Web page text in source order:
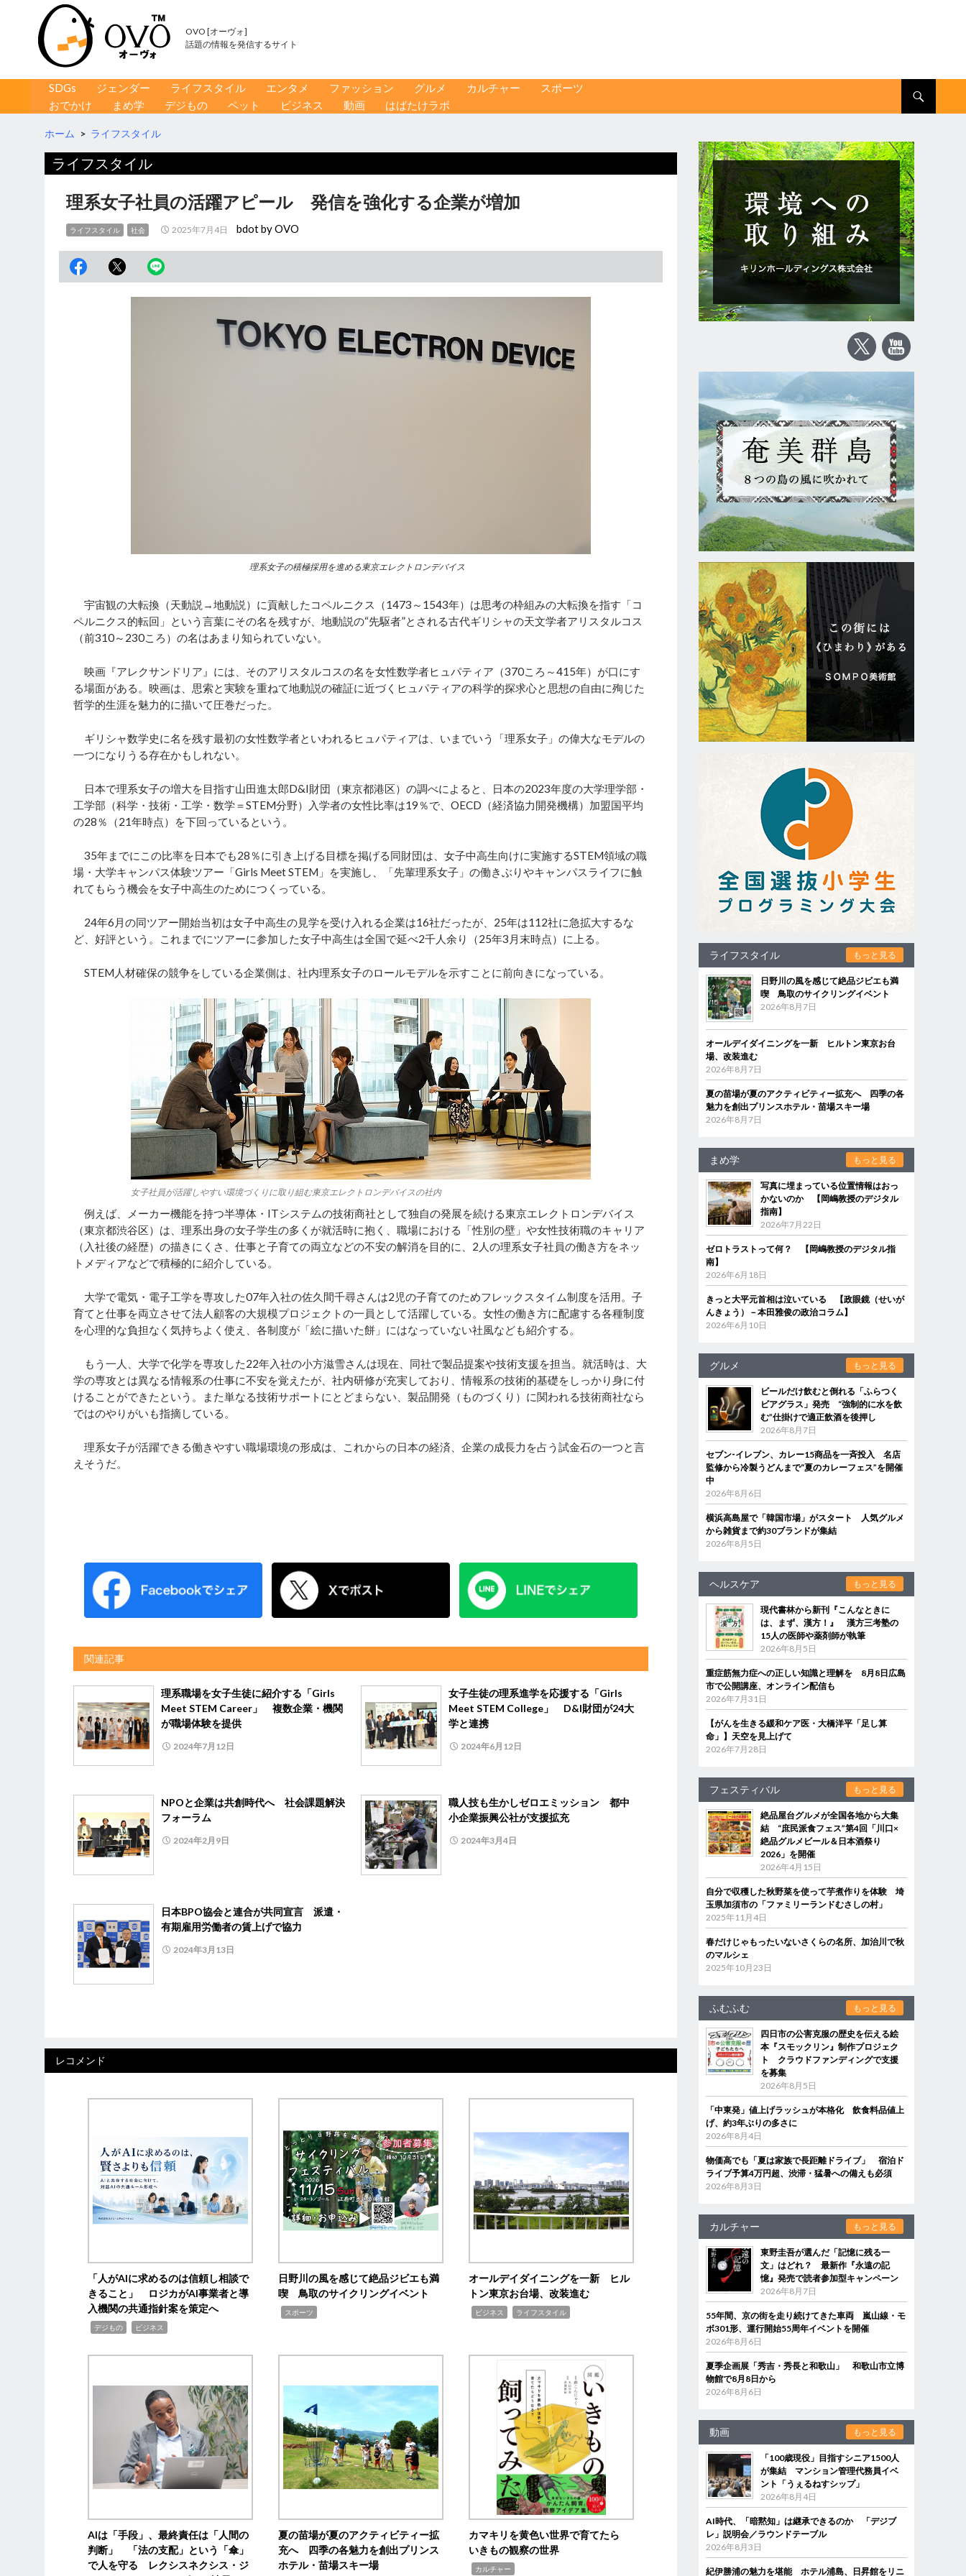
OVO [オーヴォ]
話題の情報を発信するサイト
コンテンツへ移動
SDGs ジェンダー ライフスタイル エンタメ ファッション グルメ カルチャー
スポーツ
おでかけ
まめ学 デジもの ペット ビジネス 動画 はばたけラボ
ホーム > ライフスタイル
ライフスタイル
理系女子社員の活躍アピール 発信を強化する企業が増加
ライフスタイル 社会 2025年7月4日 bdot by OVO
理系女子の積極採用を進める東京エレクトロンデバイス
宇宙観の大転換（天動説→地動説）に貢献したコペルニクス（1473～1543年）は思考の枠組みの大転換を指す「コ
ペルニクス的転回」という言葉にその名を残すが、地動説の“先駆者”とされる古代ギリシャの天文学者アリスタルコス
（前310～230ころ）の名はあまり知られていない。
映画『アレクサンドリア』には、そのアリスタルコスの名を女性数学者ヒュパティア（370ころ～415年）が口にす
る場面がある。映画は、思索と実験を重ねて地動説の確証に近づくヒュパティアの科学的探求心と思想の自由に殉じた
哲学的生涯を魅力的に描いて圧巻だった。
ギリシャ数学史に名を残す最初の女性数学者といわれるヒュパティアは、いまでいう「理系女子」の偉大なモデルの
一つになりうる存在かもしれない。
日本で理系女子の増大を目指す山田進太郎D&I財団（東京都港区）の調べによると、日本の2023年度の大学理学部・
工学部（科学・技術・工学・数学＝STEM分野）入学者の女性比率は19％で、OECD（経済協力開発機構）加盟国平均
の28％（21年時点）を下回っているという。
35年までにこの比率を日本でも28％に引き上げる目標を掲げる同財団は、女子中高生向けに実施するSTEM領域の職
場・大学キャンパス体験ツアー「Girls Meet STEM」を実施し、「先輩理系女子」の働きぶりやキャンパスライフに触
れてもらう機会を女子中高生のためにつくっている。
24年6月の同ツアー開始当初は女子中高生の見学を受け入れる企業は16社だったが、25年は112社に急拡大するな
ど、好評という。これまでにツアーに参加した女子中高生は全国で延べ2千人余り（25年3月末時点）に上る。
STEM人材確保の競争をしている企業側は、社内理系女子のロールモデルを示すことに前向きになっている。
女子社員が活躍しやすい環境づくりに取り組む東京エレクトロンデバイスの社内
例えば、メーカー機能を持つ半導体・ITシステムの技術商社として独自の発展を続ける東京エレクトロンデバイス
（東京都渋谷区）は、理系出身の女子学生の多くが就活時に抱く、職場における「性別の壁」や女性技術職のキャリア
（入社後の経歴）の描きにくさ、仕事と子育ての両立などの不安の解消を目的に、2人の理系女子社員の働き方をネッ
トメディアなどで積極的に紹介している。
大学で電気・電子工学を専攻した07年入社の佐久間千尋さんは2児の子育てのためフレックスタイム制度を活用。子
育てと仕事を両立させて法人顧客の大規模プロジェクトの一員として活躍している。女性の働き方に配慮する各種制度
を心理的な負担なく気持ちよく使え、各制度が「絵に描いた餅」にはなっていない社風なども紹介する。
もう一人、大学で化学を専攻した22年入社の小方滋雪さんは現在、同社で製品提案や技術支援を担当。就活時は、大
学の専攻とは異なる情報系の仕事に不安を覚えたが、社内研修が充実しており、情報系の技術的基礎をしっかり身に付
けることができたという。また単なる技術サポートにとどまらない、製品開発（ものづくり）に関われる技術商社なら
ではのやりがいも指摘している。
理系女子が活躍できる働きやすい職場環境の形成は、これからの日本の経済、企業の成長力を占う試金石の一つと言
えそうだ。
関連記事
理系職場を女子生徒に紹介する「Girls
Meet STEM Career」 複数企業・機関
が職場体験を提供
2024年7月12日
女子生徒の理系進学を応援する「Girls
Meet STEM College」 D&I財団が24大
学と連携
2024年6月12日
NPOと企業は共創時代へ 社会課題解決
フォーラム
2024年2月9日
職人技も生かしゼロエミッション 都中
小企業振興公社が支援拡充
2024年3月4日
日本BPO協会と連合が共同宣言 派遣・
有期雇用労働者の賃上げで協力
2024年3月13日
レコメンド
「人がAIに求めるのは信頼し相談で
きること」 ロジカがAI事業者と導
入機関の共通指針案を策定へ
デジもの ビジネス
日野川の風を感じて絶品ジビエも満
喫 鳥取のサイクリングイベント
スポーツ
オールデイダイニングを一新 ヒル
トン東京お台場、改装進む
ビジネス ライフスタイル
AIは「手段」、最終責任は「人間の
判断」 「法の支配」という「傘」
で人を守る レクシスネクシス・ジ
夏の苗場が夏のアクティビティー拡
充へ 四季の各魅力を創出プリンス
ホテル・苗場スキー場
カマキリを黄色い世界で育てたら
いきもの観察の世界
カルチャー
ライフスタイル もっと見る
日野川の風を感じて絶品ジビエも満
喫 鳥取のサイクリングイベント
2026年8月7日
オールデイダイニングを一新 ヒルトン東京お台
場、改装進む
2026年8月7日
夏の苗場が夏のアクティビティー拡充へ 四季の各
魅力を創出プリンスホテル・苗場スキー場
2026年8月7日
まめ学 もっと見る
写真に埋まっている位置情報はおっ
かないのか 【岡嶋教授のデジタル
指南】
2026年7月22日
ゼロトラストって何？ 【岡嶋教授のデジタル指
南】
2026年6月18日
きっと大平元首相は泣いている 【政眼鏡（せいが
んきょう）－本田雅俊の政治コラム】
2026年6月10日
グルメ もっと見る
ビールだけ飲むと倒れる「ふらつく
ビアグラス」発売 “強制的に水を飲
む”仕掛けで適正飲酒を後押し
2026年8月7日
セブン‐イレブン、カレー15商品を一斉投入 名店
監修から冷製うどんまで“夏のカレーフェス”を開催
中
2026年8月6日
横浜高島屋で「韓国市場」がスタート 人気グルメ
から雑貨まで約30ブランドが集結
2026年8月5日
ヘルスケア もっと見る
現代書林から新刊『こんなときに
は、まず、漢方！』 漢方三考塾の
15人の医師や薬剤師が執筆
2026年8月5日
重症筋無力症への正しい知識と理解を 8月8日広島
市で公開講座、オンライン配信も
2026年7月31日
【がんを生きる緩和ケア医・大橋洋平「足し算
命」】天空を見上げて
2026年7月28日
フェスティバル もっと見る
絶品屋台グルメが全国各地から大集
結 “庶民派食フェス”第4回「川口×
絶品グルメビール＆日本酒祭り
2026」を開催
2026年4月15日
自分で収穫した秋野菜を使って芋煮作りを体験 埼
玉県加須市の「ファミリーランドむさしの村」
2025年11月4日
春だけじゃもったいないさくらの名所、加治川で秋
のマルシェ
2025年10月23日
ふむふむ もっと見る
四日市の公害克服の歴史を伝える絵
本『スモックリン』制作プロジェク
ト クラウドファンディングで支援
を募集
2026年8月5日
「中東発」値上げラッシュが本格化 飲食料品値上
げ、約3年ぶりの多さに
2026年8月4日
物価高でも「夏は家族で長距離ドライブ」 宿泊ド
ライブ予算4万円超、渋滞・猛暑への備えも必須
2026年8月3日
カルチャー もっと見る
東野圭吾が選んだ「記憶に残る一
文」はどれ？ 最新作『永遠の記
憶』発売で読者参加型キャンペーン
2026年8月7日
55年間、京の街を走り続けてきた車両 嵐山線・モ
ボ301形、運行開始55周年イベントを開催
2026年8月6日
夏季企画展「秀吉・秀長と和歌山」 和歌山市立博
物館で8月8日から
2026年8月6日
動画 もっと見る
「100歳現役」目指すシニア1500人
が集結 マンション管理代務員イベ
ント「うぇるねすシップ」
2026年8月4日
AI時代、「暗黙知」は継承できるのか 「デジブ
レ」説明会／ラウンドテーブル
2026年8月3日
紀伊勝浦の魅力を堪能 ホテル浦島、日昇館をリニ